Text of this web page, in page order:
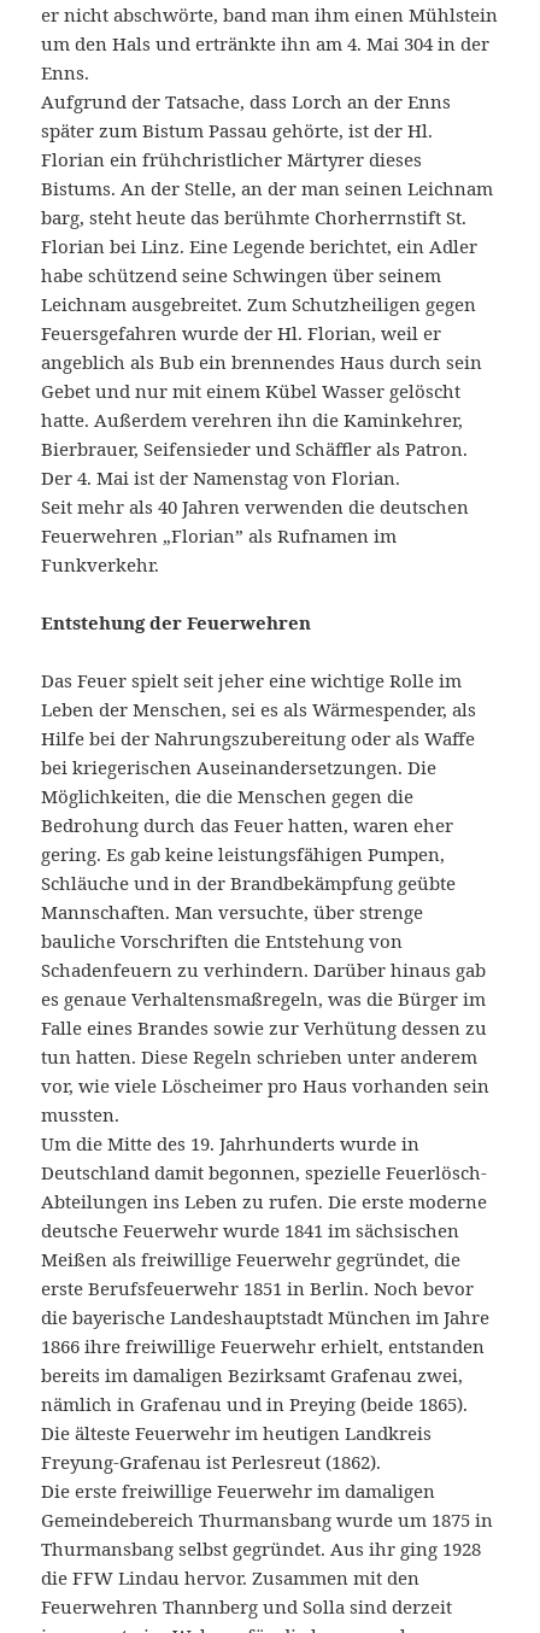
er nicht abschwörte, band man ihm einen Mühlstein
um den Hals und ertränkte ihn am 4. Mai 304 in der
Enns.
Aufgrund der Tatsache, dass Lorch an der Enns
später zum Bistum Passau gehörte, ist der Hl.
Florian ein frühchristlicher Märtyrer dieses
Bistums. An der Stelle, an der man seinen Leichnam
barg, steht heute das berühmte Chorherrnstift St.
Florian bei Linz. Eine Legende berichtet, ein Adler
habe schützend seine Schwingen über seinem
Leichnam ausgebreitet. Zum Schutzheiligen gegen
Feuersgefahren wurde der Hl. Florian, weil er
angeblich als Bub ein brennendes Haus durch sein
Gebet und nur mit einem Kübel Wasser gelöscht
hatte. Außerdem verehren ihn die Kaminkehrer,
Bierbrauer, Seifensieder und Schäffler als Patron.
Der 4. Mai ist der Namenstag von Florian.
Seit mehr als 40 Jahren verwenden die deutschen
Feuerwehren „Florian” als Rufnamen im
Funkverkehr.
Entstehung der Feuerwehren
Das Feuer spielt seit jeher eine wichtige Rolle im
Leben der Menschen, sei es als Wärmespender, als
Hilfe bei der Nahrungszubereitung oder als Waffe
bei kriegerischen Auseinandersetzungen. Die
Möglichkeiten, die die Menschen gegen die
Bedrohung durch das Feuer hatten, waren eher
gering. Es gab keine leistungsfähigen Pumpen,
Schläuche und in der Brandbekämpfung geübte
Mannschaften. Man versuchte, über strenge
bauliche Vorschriften die Entstehung von
Schadenfeuern zu verhindern. Darüber hinaus gab
es genaue Verhaltensmaßregeln, was die Bürger im
Falle eines Brandes sowie zur Verhütung dessen zu
tun hatten. Diese Regeln schrieben unter anderem
vor, wie viele Löscheimer pro Haus vorhanden sein
mussten.
Um die Mitte des 19. Jahrhunderts wurde in
Deutschland damit begonnen, spezielle Feuerlösch-
Abteilungen ins Leben zu rufen. Die erste moderne
deutsche Feuerwehr wurde 1841 im sächsischen
Meißen als freiwillige Feuerwehr gegründet, die
erste Berufsfeuerwehr 1851 in Berlin. Noch bevor
die bayerische Landeshauptstadt München im Jahre
1866 ihre freiwillige Feuerwehr erhielt, entstanden
bereits im damaligen Bezirksamt Grafenau zwei,
nämlich in Grafenau und in Preying (beide 1865).
Die älteste Feuerwehr im heutigen Landkreis
Freyung-Grafenau ist Perlesreut (1862).
Die erste freiwillige Feuerwehr im damaligen
Gemeindebereich Thurmansbang wurde um 1875 in
Thurmansbang selbst gegründet. Aus ihr ging 1928
die FFW Lindau hervor. Zusammen mit den
Feuerwehren Thannberg und Solla sind derzeit